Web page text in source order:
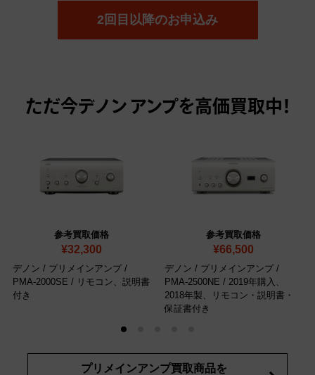
2回目以降のお申込み
ただ今デノン アンプを高価買取中！
参考買取価格
¥32,300
デノン / プリメインアンプ /
PMA-2000SE / リモコン、説明書
付き
参考買取価格
¥66,500
デノン / プリメインアンプ /
PMA-2500NE / 2019年購入、
2018年製、リモコン・説明書・
保証書付き
プリメインアンプ買取商品を